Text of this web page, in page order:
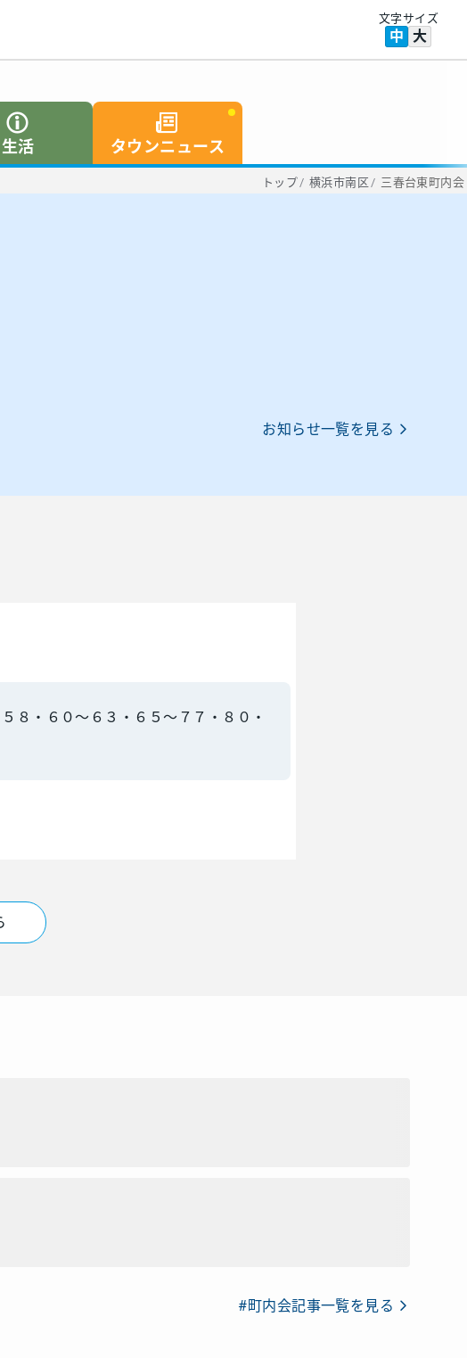
文字サイズ
中 大
生活 タウンニュース
トップ/ 横浜市南区 / 三春台東町内会
お知らせ一覧を見る
８・６０～６３・６５～７７・８０・
#町内会記事一覧を見る